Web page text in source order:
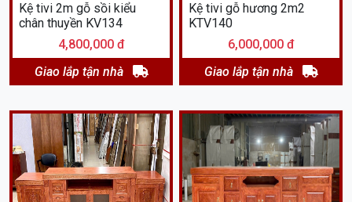
Kệ tivi 2m gỗ sồi kiểu
chân thuyền KV134
4,800,000 đ
Giao lắp tận nhà
Kệ tivi gỗ hương 2m2
KTV140
6,000,000 đ
Giao lắp tận nhà